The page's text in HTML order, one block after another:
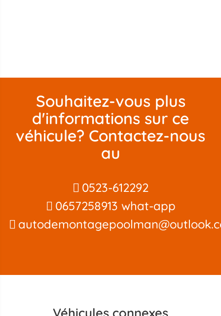
Souhaitez-vous plus
d'informations sur ce
véhicule? Contactez-nous
au
0523-612292
0657258913 what-app
Véhicules connexes